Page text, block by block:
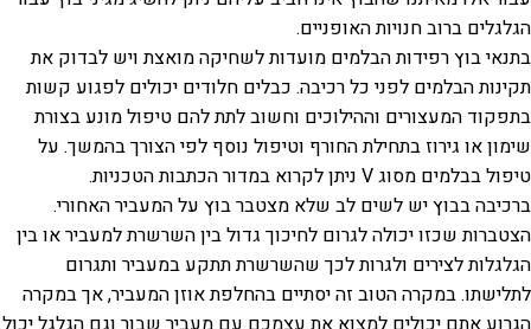
הגלגלים ברוב חנויות האופניים.
בתנאי בוץ רפידות הבלמים מועדות לשחיקה מואצת ויש לבדוק את
תקינות הבלמים לפני כל רכיבה. כבלים חלודים יכולים לפגוע קשות
בתפקוד המעצורים וההילוכים וחשוב לתת להם טיפול מונע בצורת
שימון או גירוז בתחילת החורף וטיפול נוסף לפי הצורך בהמשך. על
טיפול בבלמים מסוג V ניתן לקרוא במדור הכתבות הטכניות.
ברכיבה בבוץ יש לשים לב שלא מצטבר בוץ על המעביר האחורי.
הצטברות שכזו יכולה לגרום לחיכוך גדול בין השרשרת למעביר או בין
הגלגלות לצירים ולגרות לכך שהשרשרת תתקע במעביר ותגרום
לתלישתו. במקרה הטוב זה יסתיים בהחלפת אוזן המעביר, אך במקרה